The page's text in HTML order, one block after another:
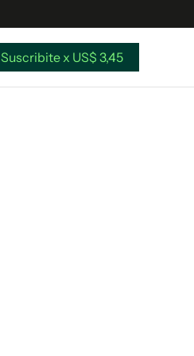
Suscribite x US$ 3,45